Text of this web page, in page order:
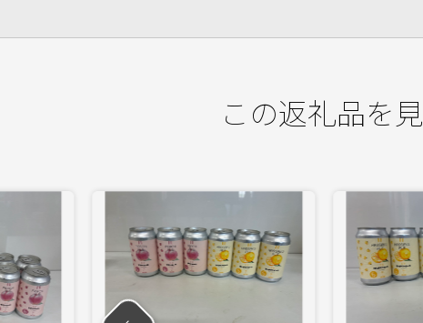
この返礼品を